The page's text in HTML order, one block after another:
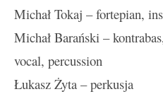
Michał Tokaj – fortepian,
Michał Barański –
vocal, percussion
Łukasz Żyta – perkusja